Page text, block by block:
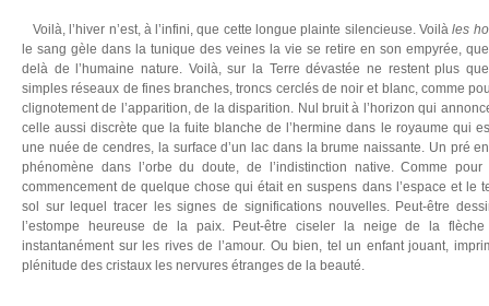
Voilà, l’hiver n’est, à l’infini, que cette longue plainte silencieuse. Voilàles
le sang gèle dans la tunique des veines la vie se retire en son empyrée,
delà de l’humaine nature. Voilà, sur la Terre dévastée ne restent plus
simples réseaux de fines branches, troncs cerclés de noir et blanc, comme
clignotement de l’apparition, de la disparition. Nul bruit à l’horizon qui
celle aussi discrète que la fuite blanche de l’hermine dans le royaume qui
une nuée de cendres, la surface d’un lac dans la brume naissante. Un pré
phénomène dans l’orbe du doute, de l’indistinction native. Comme
commencement de quelque chose qui était en suspens dans l’espace et le
sol sur lequel tracer les signes de significations nouvelles. Peut-être
l’estompe heureuse de la paix. Peut-être ciseler la neige de la
instantanément sur les rives de l’amour. Ou bien, tel un enfant jouant,
plénitude des cristaux les nervures étranges de la beauté.